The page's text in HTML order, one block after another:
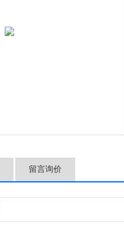
留言询价